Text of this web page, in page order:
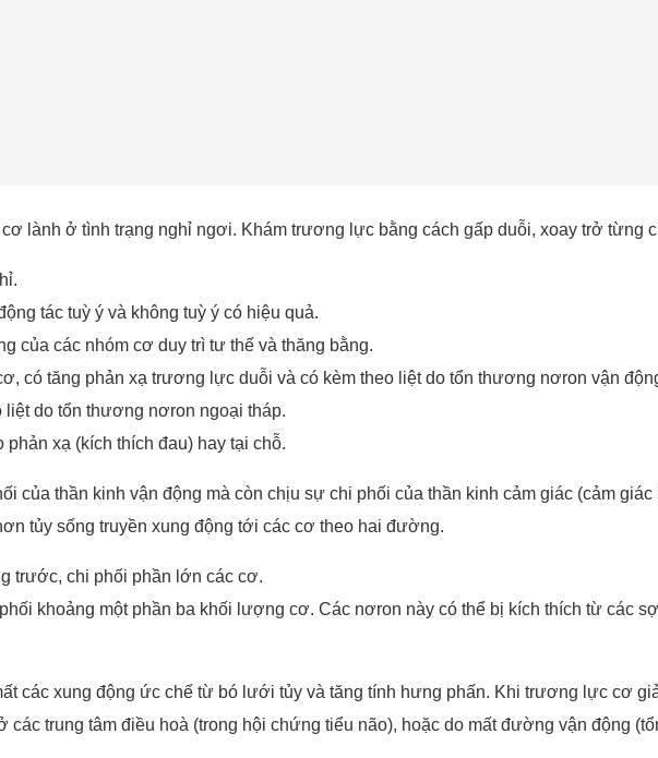
lành ở tình trạng nghỉ ngơi. Khám trương lực bằng cách gấp duỗi, xoay trở từng
tác tuỳ ý và không tuỳ ý có hiệu quả.
của các nhóm cơ duy trì tư thế và thăng bằng.
có tăng phản xạ trương lực duỗi và có kèm theo liệt do tổn thương nơron vận
do tổn thương nơron ngoại tháp.
xạ (kích thích đau) hay tại chỗ.
của thần kinh vận động mà còn chịu sự chi phối của thần kinh cảm giác (cảm
tủy sống truyền xung động tới các cơ theo hai đường.
trước, chi phối phần lớn các cơ.
khoảng một phần ba khối lượng cơ. Các nơron này có thể bị kích thích từ các
các xung động ức chế từ bó lưới tủy và tăng tính hưng phấn. Khi trương lực cơ
các trung tâm điều hoà (trong hội chứng tiểu não), hoặc do mất đường vận động